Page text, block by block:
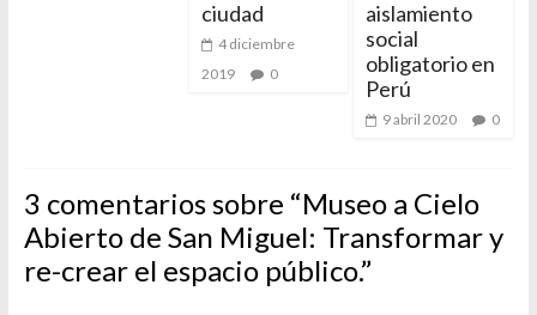
ciudad
4 diciembre
2019
0
aislamiento
social
obligatorio en
Perú
9 abril 2020 0
3 comentarios sobre “Museo a Cielo
Abierto de San Miguel: Transformar y
re-crear el espacio público.”